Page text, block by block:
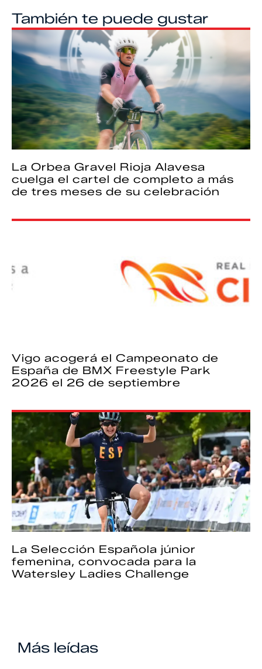
También te puede gustar
La Orbea Gravel Rioja Alavesa
cuelga el cartel de completo a más
de tres meses de su celebración
Vigo acogerá el Campeonato de
España de BMX Freestyle Park
2026 el 26 de septiembre
La Selección Española júnior
femenina, convocada para la
Watersley Ladies Challenge
Más leídas